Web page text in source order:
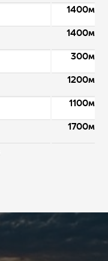
1400м
1400м
300м
1200м
1100м
1700м